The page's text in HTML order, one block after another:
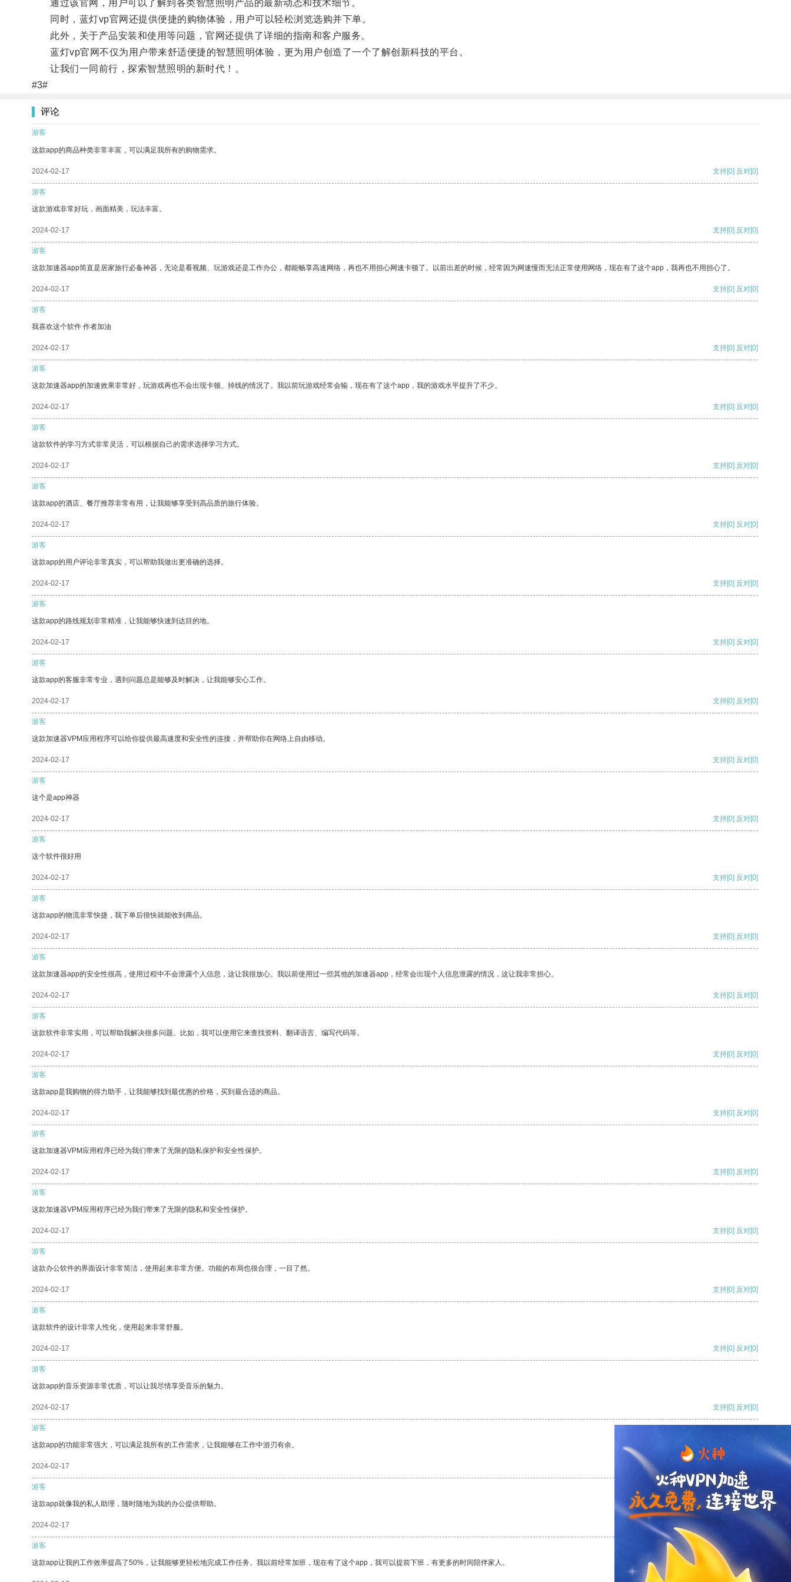
通过该官网，用户可以了解到各类智慧照明产品的最新动态和技术细节。
同时，蓝灯vp官网还提供便捷的购物体验，用户可以轻松浏览选购并下单。
此外，关于产品安装和使用等问题，官网还提供了详细的指南和客户服务。
蓝灯vp官网不仅为用户带来舒适便捷的智慧照明体验，更为用户创造了一个了解创新科技的平台。
让我们一同前行，探索智慧照明的新时代！。
#3#
评论
游客
这款app的商品种类非常丰富，可以满足我所有的购物需求。
2024-02-17 支持[0] 反对[0]
游客
这款游戏非常好玩，画面精美，玩法丰富。
2024-02-17 支持[0] 反对[0]
游客
这款加速器app简直是居家旅行必备神器，无论是看视频、玩游戏还是工作办公，都能畅享高速网络，再也不用担心网速卡顿了。以前出差的时候，经常因为网速慢而无法正常使用网络，现在有了这个app，我再也不用担心了。
2024-02-17 支持[0] 反对[0]
游客
我喜欢这个软件 作者加油
2024-02-17 支持[0] 反对[0]
游客
这款加速器app的加速效果非常好，玩游戏再也不会出现卡顿、掉线的情况了。我以前玩游戏经常会输，现在有了这个app，我的游戏水平提升了不少。
2024-02-17 支持[0] 反对[0]
游客
这款软件的学习方式非常灵活，可以根据自己的需求选择学习方式。
2024-02-17 支持[0] 反对[0]
游客
这款app的酒店、餐厅推荐非常有用，让我能够享受到高品质的旅行体验。
2024-02-17 支持[0] 反对[0]
游客
这款app的用户评论非常真实，可以帮助我做出更准确的选择。
2024-02-17 支持[0] 反对[0]
游客
这款app的路线规划非常精准，让我能够快速到达目的地。
2024-02-17 支持[0] 反对[0]
游客
这款app的客服非常专业，遇到问题总是能够及时解决，让我能够安心工作。
2024-02-17 支持[0] 反对[0]
游客
这款加速器VPM应用程序可以给你提供最高速度和安全性的连接，并帮助你在网络上自由移动。
2024-02-17 支持[0] 反对[0]
游客
这个是app神器
2024-02-17 支持[0] 反对[0]
游客
这个软件很好用
2024-02-17 支持[0] 反对[0]
游客
这款app的物流非常快捷，我下单后很快就能收到商品。
2024-02-17 支持[0] 反对[0]
游客
这款加速器app的安全性很高，使用过程中不会泄露个人信息，这让我很放心。我以前使用过一些其他的加速器app，经常会出现个人信息泄露的情况，这让我非常担心。
2024-02-17 支持[0] 反对[0]
游客
这款软件非常实用，可以帮助我解决很多问题。比如，我可以使用它来查找资料、翻译语言、编写代码等。
2024-02-17 支持[0] 反对[0]
游客
这款app是我购物的得力助手，让我能够找到最优惠的价格，买到最合适的商品。
2024-02-17 支持[0] 反对[0]
游客
这款加速器VPM应用程序已经为我们带来了无限的隐私保护和安全性保护。
2024-02-17 支持[0] 反对[0]
游客
这款加速器VPM应用程序已经为我们带来了无限的隐私和安全性保护。
2024-02-17 支持[0] 反对[0]
游客
这款办公软件的界面设计非常简洁，使用起来非常方便。功能的布局也很合理，一目了然。
2024-02-17 支持[0] 反对[0]
游客
这款软件的设计非常人性化，使用起来非常舒服。
2024-02-17 支持[0] 反对[0]
游客
这款app的音乐资源非常优质，可以让我尽情享受音乐的魅力。
2024-02-17 支持[0] 反对[0]
游客
这款app的功能非常强大，可以满足我所有的工作需求，让我能够在工作中游刃有余。
2024-02-17
游客
这款app就像我的私人助理，随时随地为我的办公提供帮助。
2024-02-17 反对
游客
这款app让我的工作效率提高了50%，让我能够更轻松地完成工作任务。我以前经常加班，现在有了这个app，我可以提前下班，有更多的时间陪伴家人。